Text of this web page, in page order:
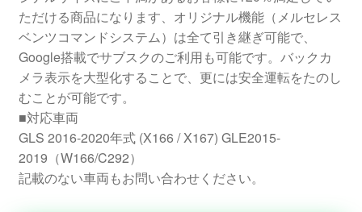
ただける商品になります、オリジナル機能（メルセレス
ベンツコマンドシステム）は全て引き継ぎ可能で、
Google搭載でサブスクのご利用も可能です。バックカ
メラ表示を大型化することで、更には安全運転をたのし
むことが可能です。
■対応車両
GLS 2016-2020年式 (X166 / X167) GLE2015-
2019（W166/C292）
記載のない車両もお問い合わせください。